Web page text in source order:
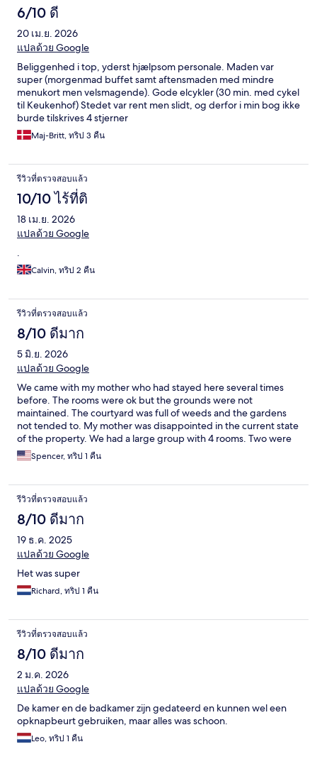
6/10 ดี
20 เม.ย. 2026
แปลด้วย Google
Beliggenhed i top, yderst hjælpsom personale. Maden var
super (morgenmad buffet samt aftensmaden med mindre
menukort men velsmagende). Gode elcykler (30 min. med cykel
til Keukenhof) Stedet var rent men slidt, og derfor i min bog ikke
burde tilskrives 4 stjerner
Maj-Britt, ทริป 3 คืน
รีวิวที่ตรวจสอบแล้ว
10/10 ไร้ที่ติ
18 เม.ย. 2026
แปลด้วย Google
.
Calvin, ทริป 2 คืน
รีวิวที่ตรวจสอบแล้ว
8/10 ดีมาก
5 มิ.ย. 2026
แปลด้วย Google
We came with my mother who had stayed here several times
before. The rooms were ok but the grounds were not
maintained. The courtyard was full of weeds and the gardens
not tended to. My mother was disappointed in the current state
of the property. We had a large group with 4 rooms. Two were
ok the other two were very small. The breakfast was pretty
good-but could have been better. It looks to me that the hotel
The workers seemed overworked. Our desk clerk had to help in
the dining room and they still were slow.
Spencer, ทริป 1 คืน
รีวิวที่ตรวจสอบแล้ว
8/10 ดีมาก
19 ธ.ค. 2025
แปลด้วย Google
Het was super
Richard, ทริป 1 คืน
รีวิวที่ตรวจสอบแล้ว
8/10 ดีมาก
2 ม.ค. 2026
แปลด้วย Google
De kamer en de badkamer zijn gedateerd en kunnen wel een
opknapbeurt gebruiken, maar alles was schoon.
Leo, ทริป 1 คืน